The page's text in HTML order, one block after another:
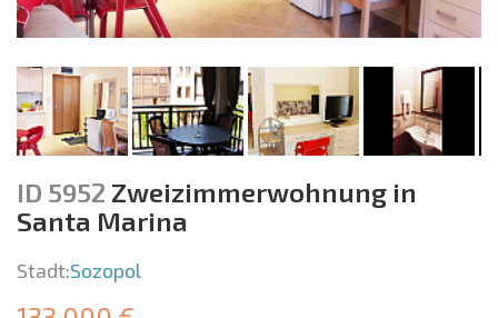
ID 5952 Zweizimmerwohnung in
Santa Marina
Stadt:Sozopol